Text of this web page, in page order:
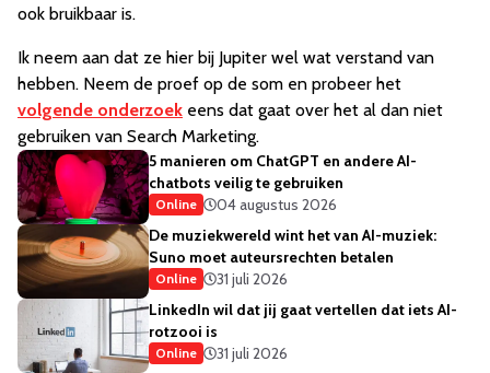
ook bruikbaar is.
Ik neem aan dat ze hier bij Jupiter wel wat verstand van
hebben. Neem de proef op de som en probeer het
volgende onderzoek eens dat gaat over het al dan niet
gebruiken van Search Marketing.
5 manieren om ChatGPT en andere AI-
chatbots veilig te gebruiken
Online
04 augustus 2026
De muziekwereld wint het van AI-muziek:
Suno moet auteursrechten betalen
Online
31 juli 2026
LinkedIn wil dat jij gaat vertellen dat iets AI-
rotzooi is
Online
31 juli 2026